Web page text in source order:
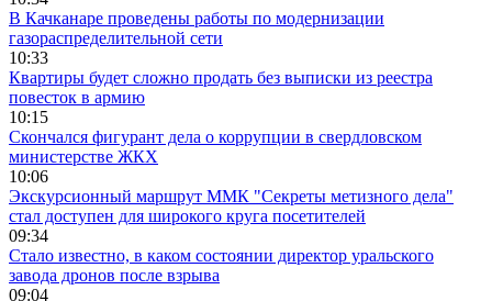
В Качканаре проведены работы по модернизации
газораспределительной сети
10:33
Квартиры будет сложно продать без выписки из реестра
повесток в армию
10:15
Скончался фигурант дела о коррупции в свердловском
министерстве ЖКХ
10:06
Экскурсионный маршрут ММК "Секреты метизного дела"
стал доступен для широкого круга посетителей
09:34
Стало известно, в каком состоянии директор уральского
завода дронов после взрыва
09:04